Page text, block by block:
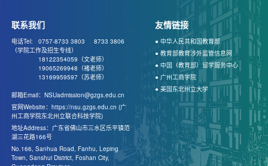
联系我们
电话Tel: 0757-8733 3803 8733 3806
（学院工作及招生专线）
18122354059（文老师）
19065269948（褚老师）
13169959597（苏老师）
邮箱Email：NSUadmission@gzgs.edu.cn
官网Website：https://nsu.gzgs.edu.cn (广
州工商学院东北州立联合科技学院)
地址Address：广东省佛山市三水区乐平镇范
湖三花路166号
No.166, Sanhua Road, Fanhu, Leping
Town, Sanshui District, Foshan City,
友情链接
● 中华人民共和国教育部
● 教育部教育涉外监管信息网
● 中国（教育部）留学服务中心
● 广州工商学院
● 美国东北州立大学